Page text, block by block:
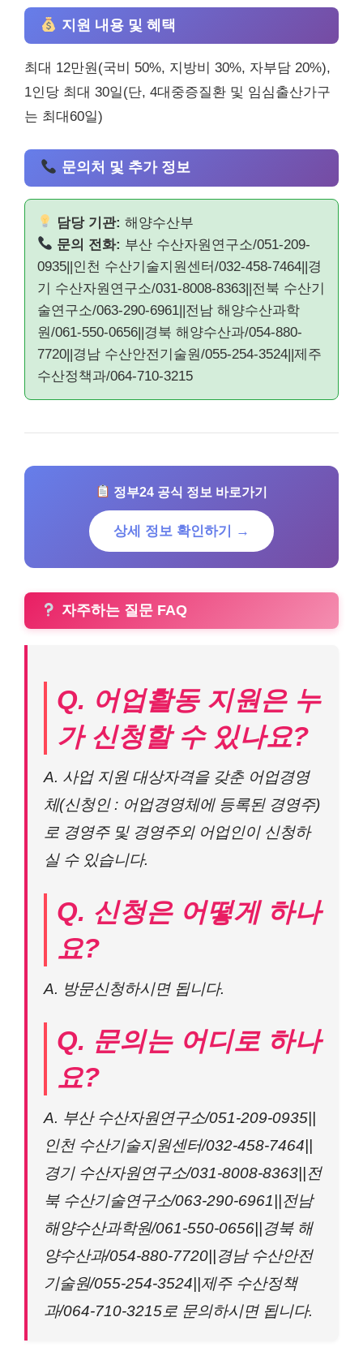
지원 내용 및 혜택
최대 12만원(국비 50%, 지방비 30%, 자부담 20%),
1인당 최대 30일(단, 4대중증질환 및 임심출산가구
는 최대60일)
문의처 및 추가 정보
담당 기관: 해양수산부
문의 전화: 부산 수산자원연구소/051-209-
0935||인천 수산기술지원센터/032-458-7464||경
기 수산자원연구소/031-8008-8363||전북 수산기
술연구소/063-290-6961||전남 해양수산과학
원/061-550-0656||경북 해양수산과/054-880-
7720||경남 수산안전기술원/055-254-3524||제주
수산정책과/064-710-3215
정부24 공식 정보 바로가기
상세 정보 확인하기 →
자주하는 질문 FAQ
Q. 어업활동 지원은 누
가 신청할 수 있나요?
A. 사업 지원 대상자격을 갖춘 어업경영
체(신청인 : 어업경영체에 등록된 경영주)
로 경영주 및 경영주외 어업인이 신청하
실 수 있습니다.
Q. 신청은 어떻게 하나
요?
A. 방문신청하시면 됩니다.
Q. 문의는 어디로 하나
요?
A. 부산 수산자원연구소/051-209-0935||
인천 수산기술지원센터/032-458-7464||
경기 수산자원연구소/031-8008-8363||전
북 수산기술연구소/063-290-6961||전남
해양수산과학원/061-550-0656||경북 해
양수산과/054-880-7720||경남 수산안전
기술원/055-254-3524||제주 수산정책
과/064-710-3215로 문의하시면 됩니다.